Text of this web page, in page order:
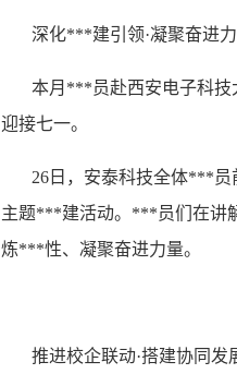
深化***建引领·凝聚奋进
本月***员赴西安电子科
迎接七一。
26日，安泰科技全体***
主题***建活动。***员们在讲
炼***性、凝聚奋进力量。
推进校企联动·搭建协同发